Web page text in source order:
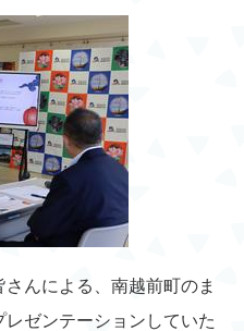
んによる、南越前町のま
ゼンテーションしていた